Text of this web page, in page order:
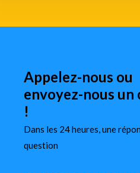
Appelez-nous ou
envoyez-nous
!
Dans les 24 heures, une
question